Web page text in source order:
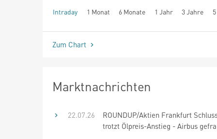
Intraday 1 Monat 6 Monate 1 Jahr 3 Jahre
seit Beginn
Zum Chart
Marktnachrichten
22.07.26
ROUNDUP/Aktien Frankfurt
trotzt Ölpreis-Anstieg - Airbus